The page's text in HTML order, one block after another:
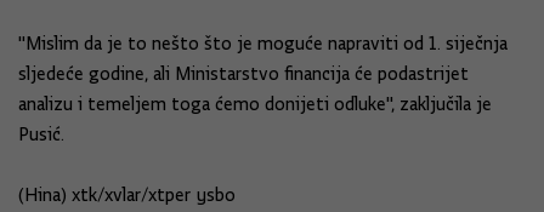
"Mislim da je to nešto što je moguće napraviti od 1. siječnja
sljedeće godine, ali Ministarstvo financija će podastrijet
analizu i temeljem toga ćemo donijeti odluke", zaključila je
Pusić.
(Hina) xtk/xvlar/xtper ysbo